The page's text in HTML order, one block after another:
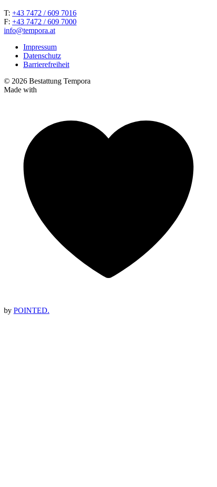
T: +43 7472 / 609 7016
F: +43 7472 / 609 7000
info@tempora.at
Impressum
Datenschutz
Barrierefreiheit
© 2026 Bestattung Tempora
Made with
by POINTED.